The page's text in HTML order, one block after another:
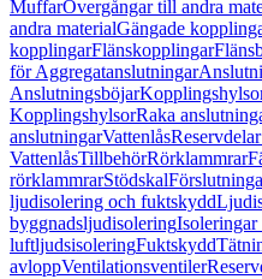
MuffarÖvergångar till andra
andra materialGängade
kopplingarFlänskopplingar
för Aggregatanslutningar
Anslutningsböjar
KopplingshylsorRaka
anslutningarVattenlås
VattenlåsTillbehörRörklammrar
rörklammrarStödskal
ljudisolering och fuktskydd
byggnadsljudisolering
luftljudsisoleringFuktskydd
avloppVentilationsventiler